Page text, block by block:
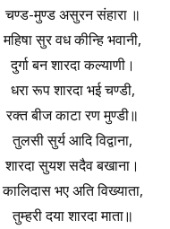
चण्ड-मुण्ड असुरन संहारा ॥
महिषा सुर वध कीन्हि भवानी,
दुर्गा बन शारदा कल्याणी।
धरा रूप शारदा भई चण्डी,
रक्त बीज काटा रण मुण्डी॥
तुलसी सुर्य आदि विद्वाना,
शारदा सुयश सदैव बखाना।
कालिदास भए अति विख्याता,
तुम्हरी दया शारदा माता॥